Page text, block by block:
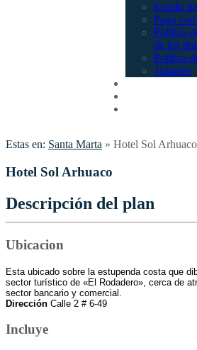
Estado
Pago
Política
de los
Política
Tiquetes
Estas en: Santa Marta » Hotel Sol Arhuaco
Hotel Sol Arhuaco
Descripción del plan
Ubicacion
Esta ubicado sobre la estupenda costa que
sector turístico de «El Rodadero», cerca de
sector bancario y comercial.
Dirección Calle 2 # 6-49
Incluye